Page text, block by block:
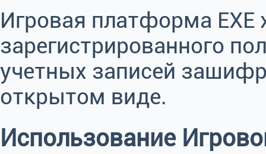
Игровая платформа EXE
зарегистрированного
учетных записей
открытом виде.
Использование